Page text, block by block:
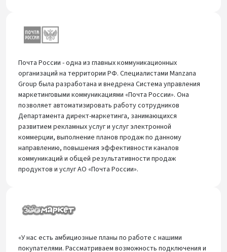
Почта России - одна из главных коммуникационных
организаций на территории РФ. Специалистами Manzana
Group была разработана и внедрена Система управления
маркетинговыми коммуникациями «Почта России». Она
позволяет автоматизировать работу сотрудников
Департамента директ-маркетинга, занимающихся
развитием рекламных услуг и услуг электронной
коммерции, выполнение планов продаж по данному
направлению, повышения эффективности каналов
коммуникаций и общей результативности продаж
продуктов и услуг АО «Почта России».
«У нас есть амбициозные планы по работе с нашими
покупателями. Рассматриваем возможность подключения и